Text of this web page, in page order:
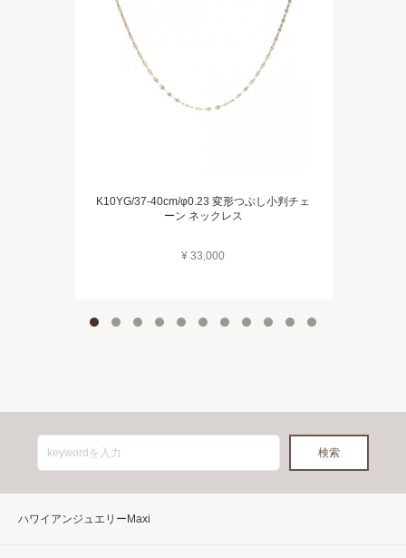
K10YG/37-40cm/φ0.23 変形つぶし小判チェ
ーン ネックレス
¥ 33,000
ハワイアンジュエリーMaxi